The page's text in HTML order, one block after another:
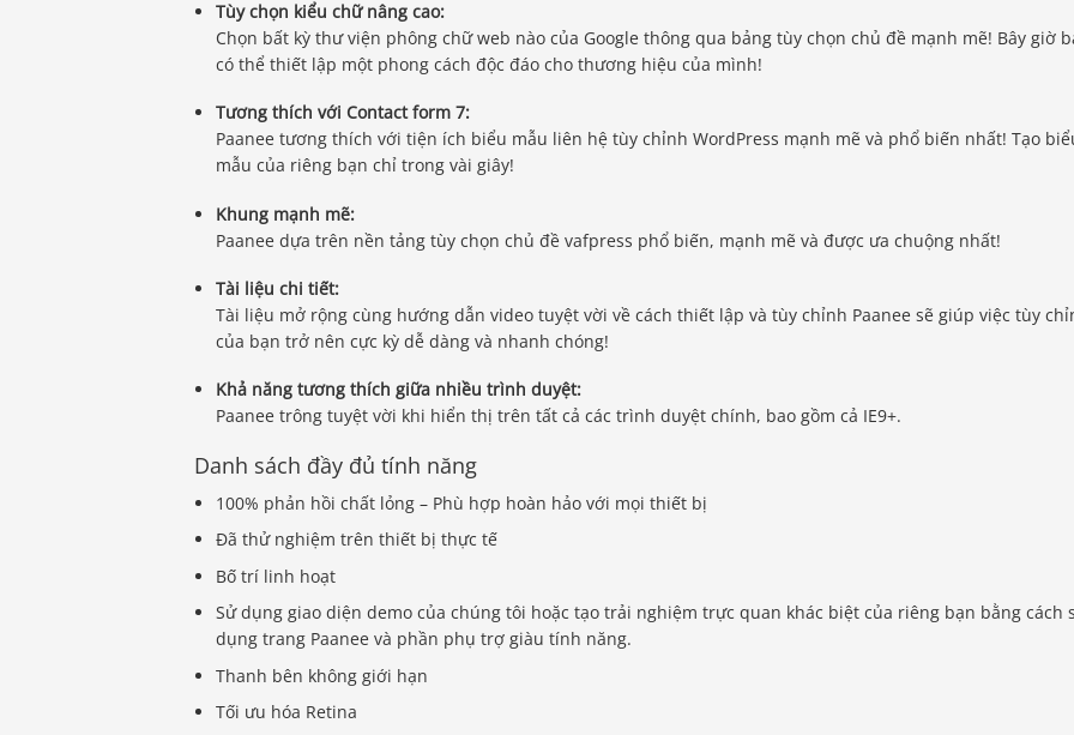
Tùy chọn kiểu chữ nâng cao:
Chọn bất kỳ thư viện phông chữ web nào của Google thông qua bảng tùy chọn chủ đề mạnh mẽ! Bây giờ
có thể thiết lập một phong cách độc đáo cho thương hiệu của mình!
Tương thích với Contact form 7:
Paanee tương thích với tiện ích biểu mẫu liên hệ tùy chỉnh WordPress mạnh mẽ và phổ biến nhất! Tạo
mẫu của riêng bạn chỉ trong vài giây!
Khung mạnh mẽ:
Paanee dựa trên nền tảng tùy chọn chủ đề vafpress phổ biến, mạnh mẽ và được ưa chuộng nhất!
Tài liệu chi tiết:
Tài liệu mở rộng cùng hướng dẫn video tuyệt vời về cách thiết lập và tùy chỉnh Paanee sẽ giúp việc tùy
của bạn trở nên cực kỳ dễ dàng và nhanh chóng!
Khả năng tương thích giữa nhiều trình duyệt:
Paanee trông tuyệt vời khi hiển thị trên tất cả các trình duyệt chính, bao gồm cả IE9+.
Danh sách đầy đủ tính năng
100% phản hồi chất lỏng – Phù hợp hoàn hảo với mọi thiết bị
Đã thử nghiệm trên thiết bị thực tế
Bố trí linh hoạt
Sử dụng giao diện demo của chúng tôi hoặc tạo trải nghiệm trực quan khác biệt của riêng bạn bằng cách
dụng trang Paanee và phần phụ trợ giàu tính năng.
Thanh bên không giới hạn
Tối ưu hóa Retina